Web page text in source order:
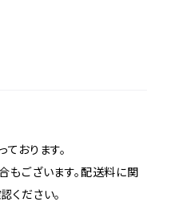
おります。
もございます。配送料に関
ください。